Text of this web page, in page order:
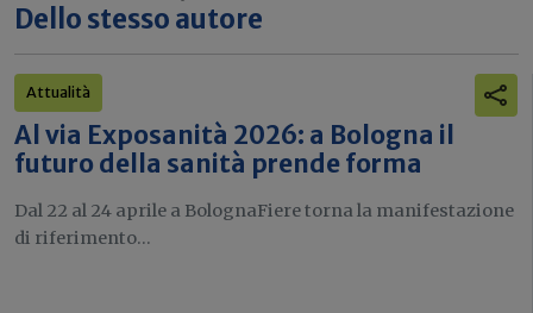
Dello stesso autore
Attualità
Al via Exposanità 2026: a Bologna il
futuro della sanità prende forma
Dal 22 al 24 aprile a BolognaFiere torna la manifestazione
di riferimento...